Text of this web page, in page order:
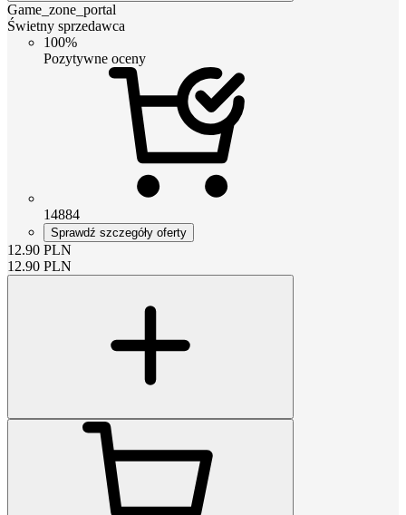
Game_zone_portal
Świetny sprzedawca
100%
Pozytywne oceny
14884
Sprawdź szczegóły oferty
12.90 PLN
12.90 PLN